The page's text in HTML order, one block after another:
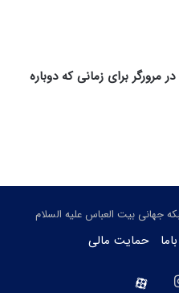
مرورگر برای زمانی که دوباره
جهانی بیت العباس علیه السلام
حمایت مالی
اینستاگرام